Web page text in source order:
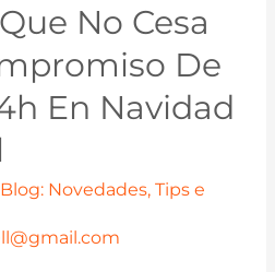
No Cesa
De
En Navidad
Blog: Novedades, Tips e